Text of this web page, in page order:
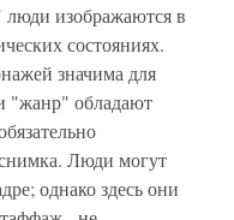
изображаются в
состояниях.
значима для
"жанр" обладают
Люди могут
однако здесь они